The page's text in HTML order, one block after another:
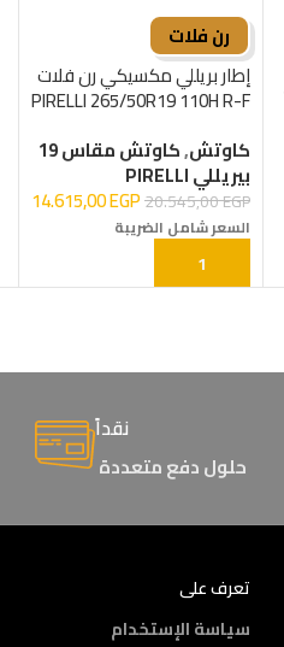
رن فلات
إطار بريللي مكسيكي رن فلات
PIRELLI 265/50R19 110H R-F
كاوتش,كاوتش مقاس 19
بيريللي PIRELLI
20.545,00EGP
14.615,00EGP
السعر شامل الضريبة
إضافة إلى السلة
نقداً
حلول دفع متعددة
تعرف على
سياسة الإستخدام